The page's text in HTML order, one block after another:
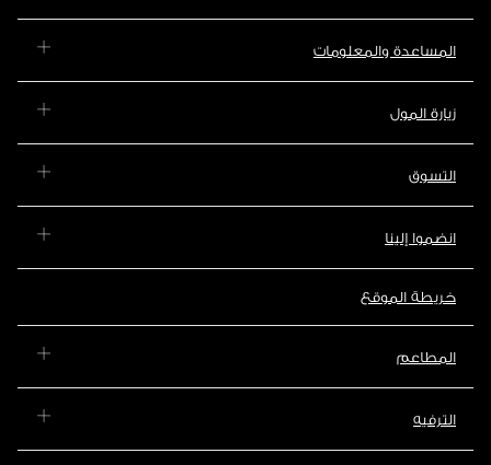
المساعدة والمعلومات
زيارة المول
التسوق
انضموا إلينا
خريطة الموقع
المطاعم
الترفيه